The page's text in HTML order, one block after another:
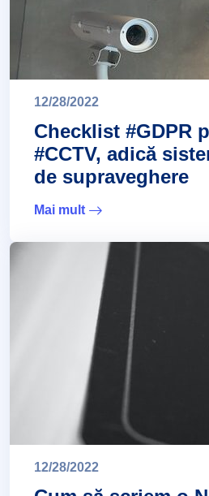
12/28/2022
Checklist #GDPR
#CCTV, adică
de supraveghere
Mai mult
12/28/2022